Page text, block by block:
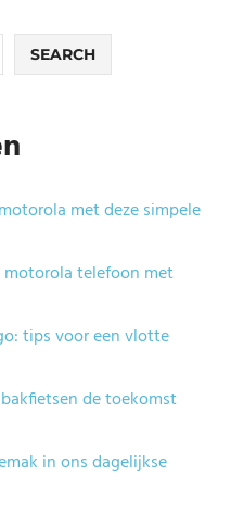
SEARCH
met deze simpele
telefoon met
tips voor een vlotte
de toekomst
in ons dagelijkse